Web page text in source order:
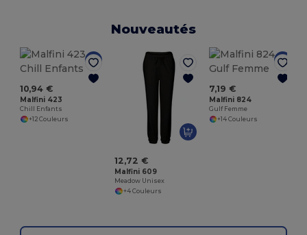
Nouveautés
10,94 €
Malfini 423
Chill Enfants
+12 Couleurs
12,72 €
Malfini 609
Meadow Unisex
+4 Couleurs
7,19 €
Malfini 824
Gulf Femme
+14 Couleurs